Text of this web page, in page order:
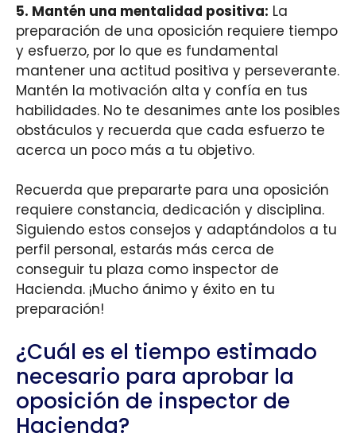
5. Mantén una mentalidad positiva: La
preparación de una oposición requiere tiempo
y esfuerzo, por lo que es fundamental
mantener una actitud positiva y perseverante.
Mantén la motivación alta y confía en tus
habilidades. No te desanimes ante los posibles
obstáculos y recuerda que cada esfuerzo te
acerca un poco más a tu objetivo.
Recuerda que prepararte para una oposición
requiere constancia, dedicación y disciplina.
Siguiendo estos consejos y adaptándolos a tu
perfil personal, estarás más cerca de
conseguir tu plaza como inspector de
Hacienda. ¡Mucho ánimo y éxito en tu
preparación!
¿Cuál es el tiempo estimado
necesario para aprobar la
oposición de inspector de
Hacienda?